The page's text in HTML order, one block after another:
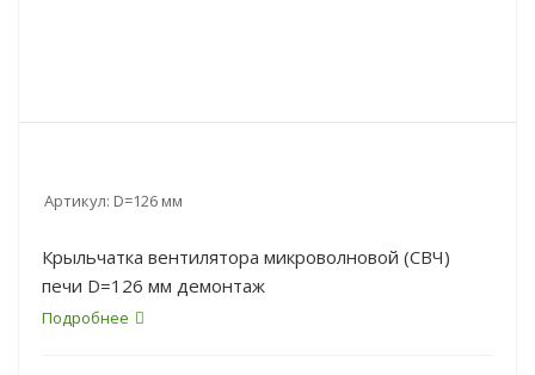
Артикул: D=126 мм
Крыльчатка вентилятора микроволновой (СВЧ)
печи D=126 мм демонтаж
Подробнее